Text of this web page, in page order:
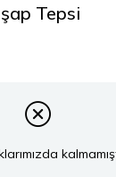
Tepsi